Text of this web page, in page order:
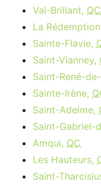
Val-Brillant, QC
La
Sainte-Flavie,
Saint-Vianney,
Saint-René-
Sainte-Irène,
Saint-Adelme,
Saint-Gabriel-
Amqui, QC
Les Hauteurs,
Saint-